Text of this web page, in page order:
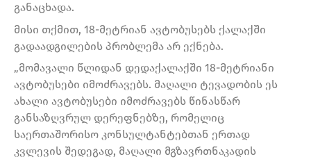
განაცხადა.
მისი თქმით, 18-მეტრიან ავტობუსებს ქალაქში
გადაადგილების პრობლემა არ ექნება.
„მომავალი წლიდან დედაქალაქში 18-მეტრიანი
ავტობუსები იმოძრავებს. მაღალი ტევადობის ეს
ახალი ავტობუსები იმოძრავებს წინასწარ
განსაზღვრულ დერეფნებზე, რომელიც
საერთაშორისო კონსულტანტებთან ერთად
კვლევის შედეგად, მაღალი მგზავრთნაკადის